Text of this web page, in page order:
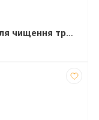
Кріт Теза Екстра рідкий засіб для чищення труб 1000 мл